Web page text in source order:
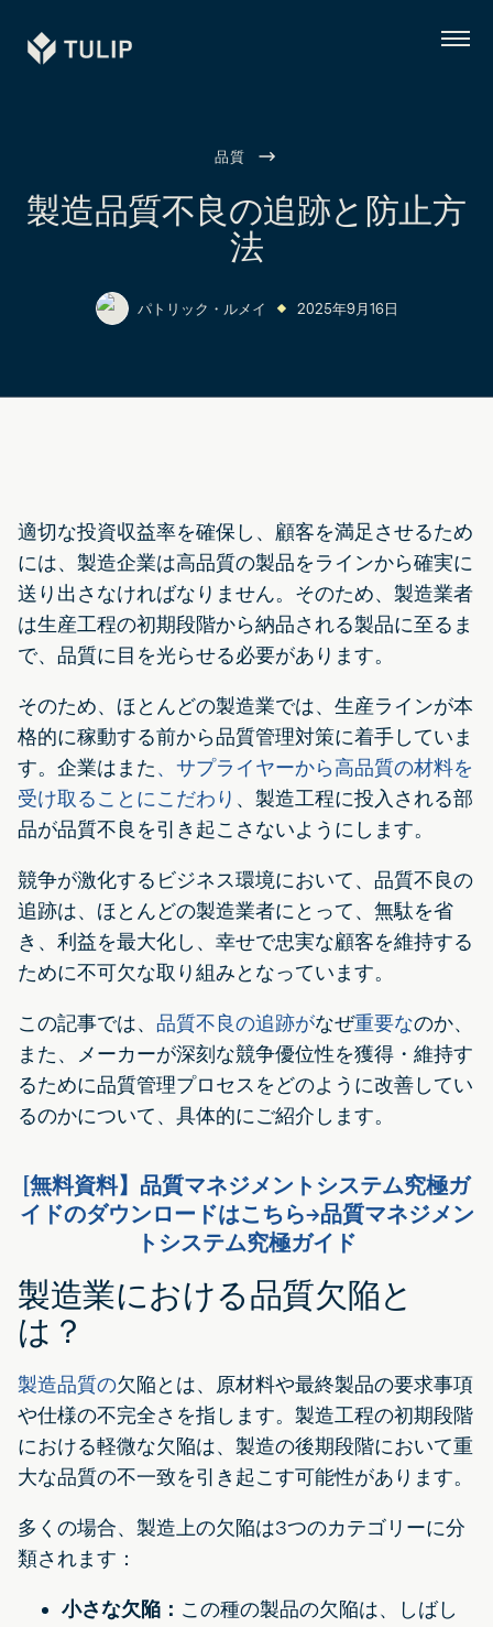
Tulip
メ
品質
製造品質不良の追跡と防止方
法
パトリック・ルメイ 2025年9月16日
適切な投資収益率を確保し、顧客を満足させるため
には、製造企業は高品質の製品をラインから確実に
送り出さなければなりません。そのため、製造業者
は生産工程の初期段階から納品される製品に至るま
で、品質に目を光らせる必要があります。
そのため、ほとんどの製造業では、生産ラインが本
格的に稼動する前から品質管理対策に着手していま
す。企業はまた、サプライヤーから高品質の材料を
受け取ることにこだわり 、製造工程に投入される部
品が品質不良を引き起こさないようにします。
競争が激化するビジネス環境において、品質不良の
追跡は、ほとんどの製造業者にとって、無駄を省
き、利益を最大化し、幸せで忠実な顧客を維持する
ために不可欠な取り組みとなっています。
この記事では、 品質不良の追跡がなぜ重要なのか、
また、メーカーが深刻な競争優位性を獲得・維持す
るために品質管理プロセスをどのように改善してい
るのかについて、具体的にご紹介します。
[無料資料】品質マネジメントシステム究極ガ
イドのダウンロードはこちら→品質マネジメン
トシステム究極ガイド
製造業における品質欠陥と
は？
製造品質の欠陥とは、原材料や最終製品の要求事項
や仕様の不完全さを指します。製造工程の初期段階
における軽微な欠陥は、製造の後期段階において重
大な品質の不一致を引き起こす可能性があります。
多くの場合、製造上の欠陥は3つのカテゴリーに分
類されます：
小さな欠陥： この種の製品の欠陥は、しばし